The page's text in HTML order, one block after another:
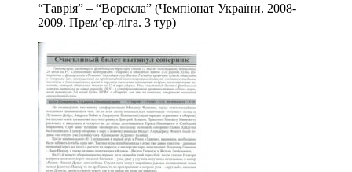
“Таврія” – “Ворскла” (Чемпіонат України. 2008-
2009. Прем’єр-ліга. 3 тур)